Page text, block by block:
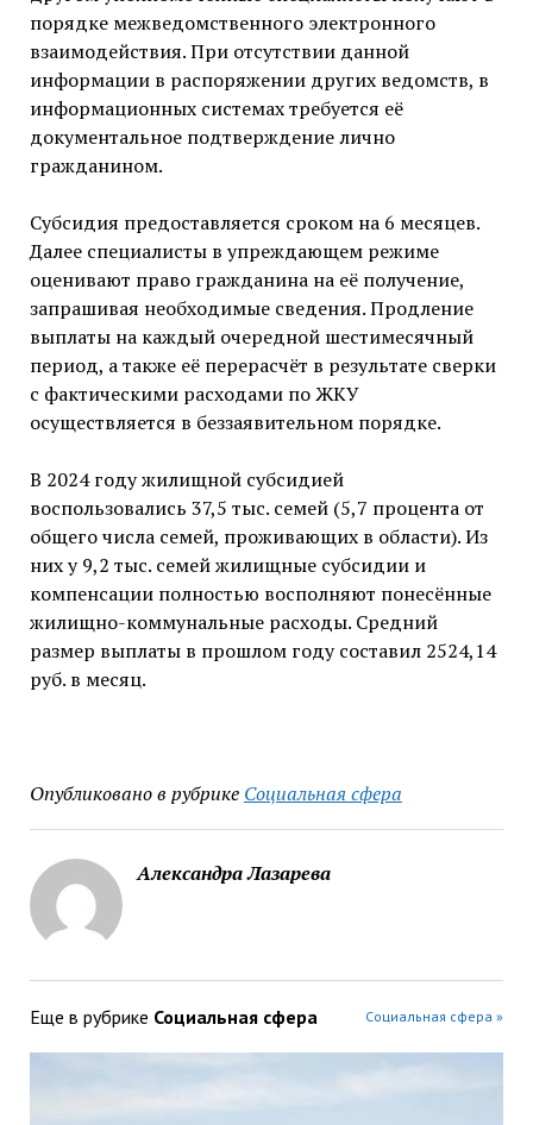
порядке межведомственного электронного
взаимодействия. При отсутствии данной
информации в распоряжении других ведомств, в
информационных системах требуется её
документальное подтверждение лично
гражданином.
Субсидия предоставляется сроком на 6 месяцев.
Далее специалисты в упреждающем режиме
оценивают право гражданина на её получение,
запрашивая необходимые сведения. Продление
выплаты на каждый очередной шестимесячный
период, а также её перерасчёт в результате сверки
с фактическими расходами по ЖКУ
осуществляется в беззаявительном порядке.
В 2024 году жилищной субсидией
воспользовались 37,5 тыс. семей (5,7 процента от
общего числа семей, проживающих в области). Из
них у 9,2 тыс. семей жилищные субсидии и
компенсации полностью восполняют понесённые
жилищно-коммунальные расходы. Средний
размер выплаты в прошлом году составил 2524,14
руб. в месяц.
Опубликовано в рубрике Социальная сфера
Александра Лазарева
Еще в рубрике Социальная сфера Социальная сфера »